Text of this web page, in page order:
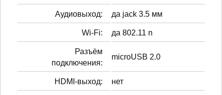
Аудиовыход: да jack 3.5 мм
Wi-Fi: да 802.11 n
Разъём
подключения:
microUSB 2.0
HDMI-выход: нет